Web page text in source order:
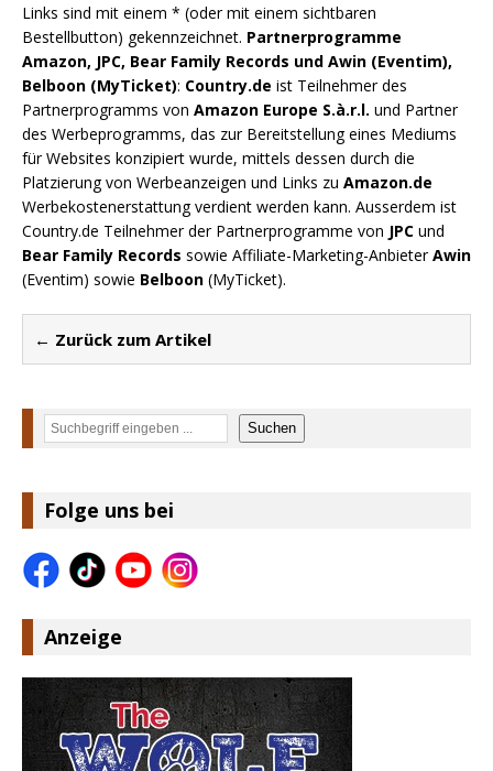
Links sind mit einem * (oder mit einem sichtbaren
Bestellbutton) gekennzeichnet. Partnerprogramme
Amazon, JPC, Bear Family Records und Awin (Eventim),
Belboon (MyTicket): Country.de ist Teilnehmer des
Partnerprogramms von Amazon Europe S.à.r.l. und Partner
des Werbeprogramms, das zur Bereitstellung eines Mediums
für Websites konzipiert wurde, mittels dessen durch die
Platzierung von Werbeanzeigen und Links zu Amazon.de
Werbekostenerstattung verdient werden kann. Ausserdem ist
Country.de Teilnehmer der Partnerprogramme von JPC und
Bear Family Records sowie Affiliate-Marketing-AnbieterAwin
(Eventim) sowie Belboon (MyTicket).
← Zurück zum Artikel
Suchen Suchen
Folge uns bei
Anzeige